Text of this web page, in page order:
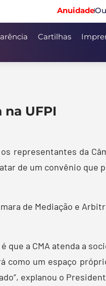
Anuidade
Cartilhas
UFPI
representantes da
de um convênio que
de Mediação e
a CMA atenda a
um espaço
explanou o